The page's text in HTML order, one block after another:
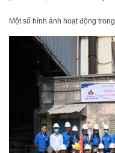
Một số hình ảnh hoạt động